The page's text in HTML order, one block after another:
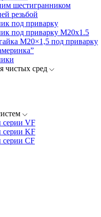
шестигранником
резьбой
под приварку
под приварку М20х1.5
M20×1,5 под приварку
чистых сред
серии VF
серии KF
CF